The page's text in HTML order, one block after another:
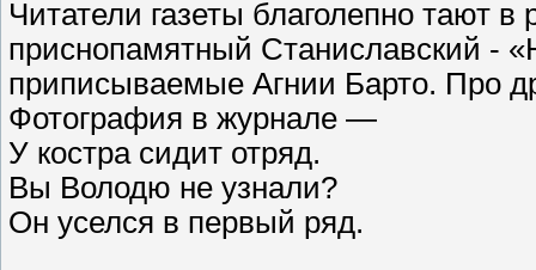
Читатели газеты благолепно тают в
приснопамятный Станиславский -
приписываемые Агнии Барто. Про
Фотография в журнале —
У костра сидит отряд.
Вы Володю не узнали?
Он уселся в первый ряд.